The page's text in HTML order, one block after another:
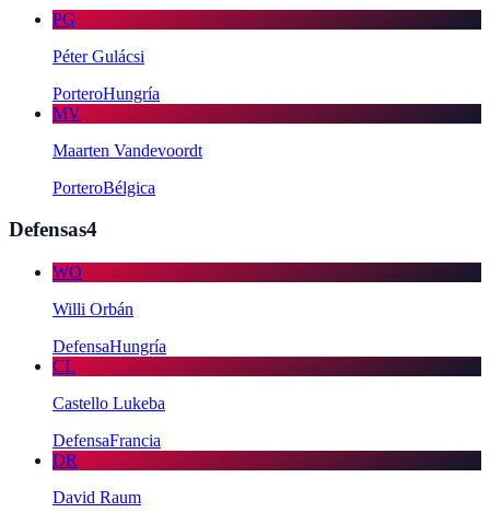
PG
Péter Gulácsi
PorteroHungría
MV
Maarten Vandevoordt
PorteroBélgica
Defensas4
WO
Willi Orbán
DefensaHungría
CL
Castello Lukeba
DefensaFrancia
DR
David Raum